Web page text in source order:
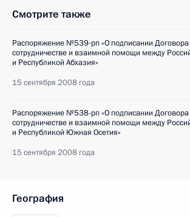
Смотрите также
Распоряжение №539-рп «О подписании
сотрудничестве и взаимной помощи между
и Республикой Абхазия»
15 сентября 2008 года
Распоряжение №538-рп «О подписании
сотрудничестве и взаимной помощи между
и Республикой Южная Осетия»
15 сентября 2008 года
География